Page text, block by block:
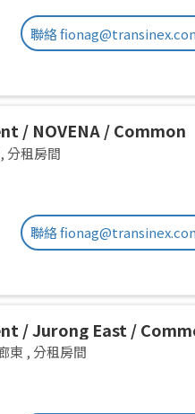
聯絡
/ NOVENA / Common
/ Available Sept 2
,分租房間
聯絡
/ Jurong East /
/ Available 2 Sept
東 ,分租房間